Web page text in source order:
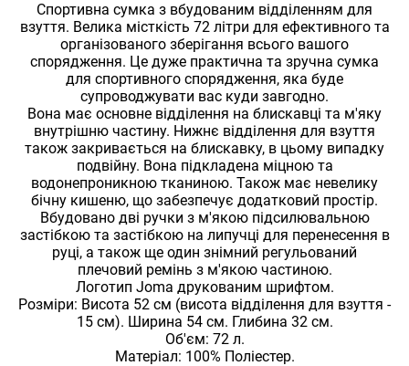
Спортивна сумка з вбудованим відділенням для
взуття. Велика місткість 72 літри для ефективного та
організованого зберігання всього вашого
спорядження. Це дуже практична та зручна сумка
для спортивного спорядження, яка буде
супроводжувати вас куди завгодно.
Вона має основне відділення на блискавці та м'яку
внутрішню частину. Нижнє відділення для взуття
також закривається на блискавку, в цьому випадку
подвійну. Вона підкладена міцною та
водонепроникною тканиною. Також має невелику
бічну кишеню, що забезпечує додатковий простір.
Вбудовано дві ручки з м'якою підсилювальною
застібкою та застібкою на липучці для перенесення в
руці, а також ще один знімний регульований
плечовий ремінь з м'якою частиною.
Логотип Joma друкованим шрифтом.
Розміри: Висота 52 см (висота відділення для взуття -
15 см). Ширина 54 см. Глибина 32 см.
Об'єм: 72 л.
Матеріал: 100% Поліестер.